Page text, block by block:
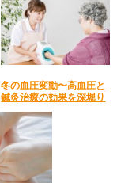
冬の血圧変動〜高血圧と
鍼灸治療の効果を深堀り